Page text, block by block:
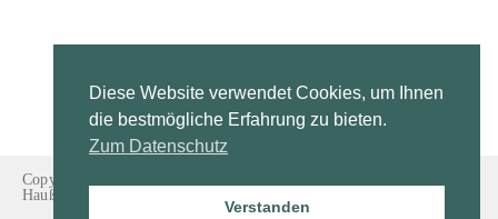
Copyright © 2024 Rechtsanwaltskanzlei Burgmeier Brüseken
Haußleiter
Diese Website verwendet Cookies, um Ihnen
die bestmögliche Erfahrung zu bieten.
Zum Datenschutz
Verstanden